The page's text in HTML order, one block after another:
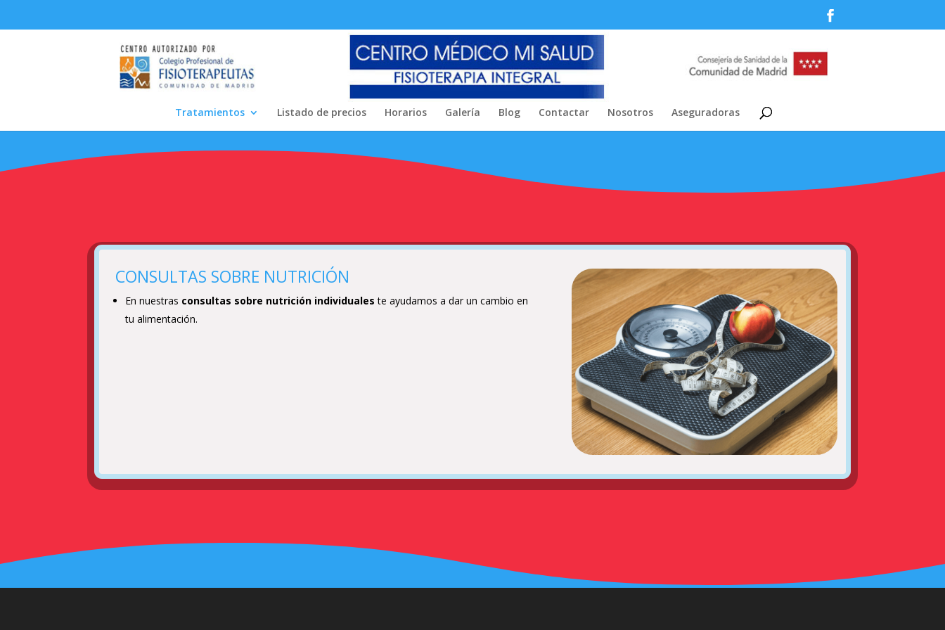
Tratamientos Listado de precios Horarios Galería Blog Contactar Nosotros Aseguradoras
CONSULTAS SOBRE NUTRICIÓN
En nuestras consultas sobre nutrición individualeste ayudamos a dar un cambio en
tu alimentación.